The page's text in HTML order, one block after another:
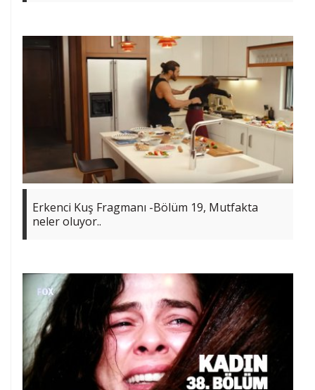
Erkenci Kuş Fragmanı -Bölüm 19, Mutfakta
neler oluyor..